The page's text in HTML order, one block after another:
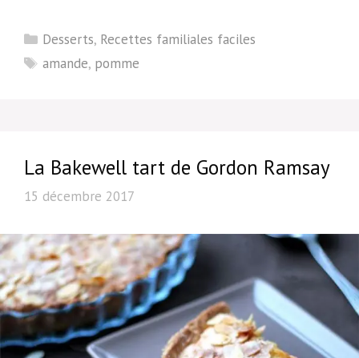
Catégories
Desserts, Recettes familiales faciles
Étiquettes
amande, pomme
La Bakewell tart de Gordon Ramsay
15 décembre 2017